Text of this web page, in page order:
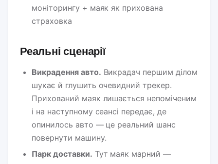
моніторингу + маяк як прихована
страховка
Реальні сценарії
Викрадення авто. Викрадач першим ділом
шукає й глушить очевидний трекер.
Прихований маяк лишається непоміченим
і на наступному сеансі передає, де
опинилось авто — це реальний шанс
повернути машину.
Парк доставки. Тут маяк марний —